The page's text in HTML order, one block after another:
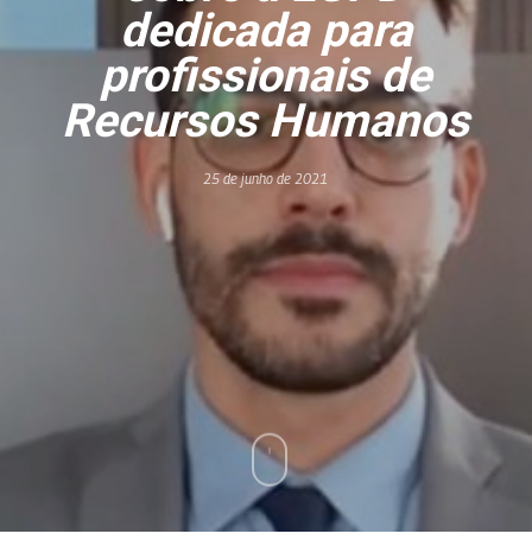
dedicada para
profissionais de
Recursos Humanos
25 de junho de 2021